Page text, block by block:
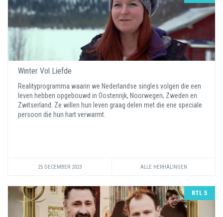
Winter Vol Liefde
Realityprogramma waarin we Nederlandse singles volgen die een
leven hebben opgebouwd in Oostenrijk, Noorwegen, Zweden en
Zwitserland. Ze willen hun leven graag delen met die ene speciale
persoon die hun hart verwarmt.
25 DECEMBER 2023 ALLE HERHALINGEN
RTL 5